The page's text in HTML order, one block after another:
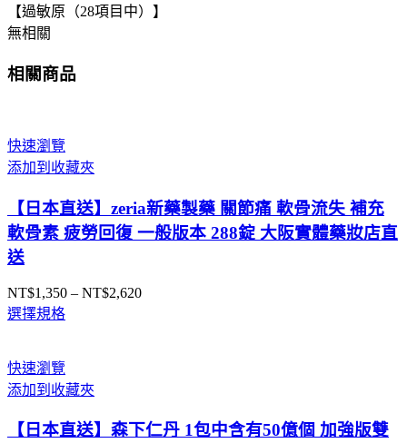
【過敏原（28項目中）】
無相關
相關商品
快速瀏覽
添加到收藏夾
【日本直送】zeria新藥製藥 關節痛 軟骨流失 補充
軟骨素 疲勞回復 一般版本 288錠 大阪實體藥妝店直
送
NT$1,350 – NT$2,620價
NT$2,620
選擇規格
快速瀏覽
添加到收藏夾
【日本直送】森下仁丹 1包中含有50億個 加強版雙